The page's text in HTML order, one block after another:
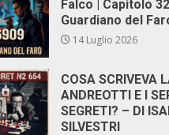
Falco | Capitolo
Guardiano del
14 Luglio 2026
COSA SCRIVEVA
ANDREOTTI E I
SEGRETI? – DI
SILVESTRI